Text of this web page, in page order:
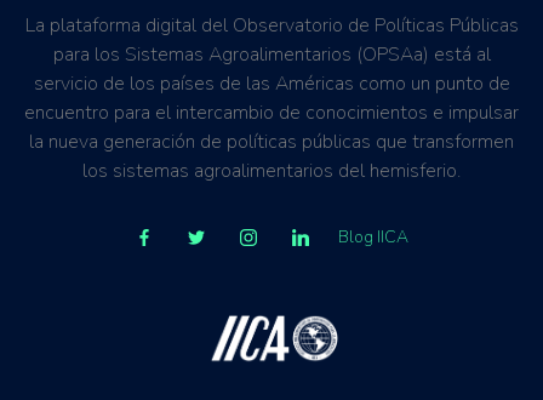
La plataforma digital del Observatorio de Políticas Públicas
para los Sistemas Agroalimentarios (OPSAa) está al
servicio de los países de las Américas como un punto de
encuentro para el intercambio de conocimientos e impulsar
la nueva generación de políticas públicas que transformen
los sistemas agroalimentarios del hemisferio.
Blog IICA